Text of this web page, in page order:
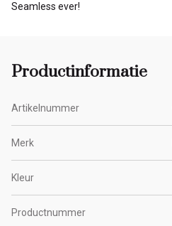
Seamless ever!
Productinformatie
Artikelnummer
Merk
Kleur
Productnummer